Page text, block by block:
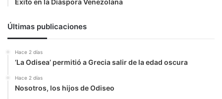
Últimas publicaciones
Hace 2 días
‘La Odisea’ permitió a Grecia salir de la edad oscura
Hace 2 días
Nosotros, los hijos de Odiseo